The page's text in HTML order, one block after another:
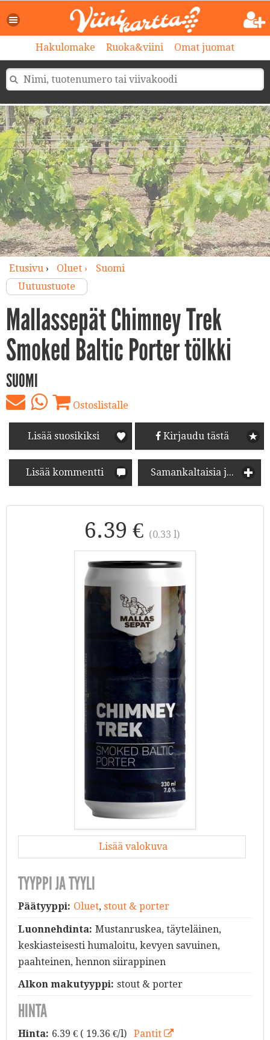
Hakulomake Ruoka&viini Omat juomat
Etusivu› Oluet ›
Suomi
Uutuustuote
Mallassepät Chimney Trek
Smoked Baltic Porter tölkki
SUOMI
Ostoslistalle
Lisää suosikiksi Kirjaudu tästä
Lisää kommentti Samankaltaisia juomia
6.39 € (0.33 l)
Lisää valokuva
TYYPPI JA TYYLI
Päätyyppi: Oluet, stout & porter
Luonnehdinta: Mustanruskea, täyteläinen,
keskiasteisesti humaloitu, kevyen savuinen,
paahteinen, hennon siirappinen
Alkon makutyyppi: stout & porter
HINTA
Hinta: 6.39 € ( 19.36 €/l) Pantit